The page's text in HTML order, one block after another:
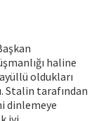
haline
oldukları
Stalin tarafından
dinlemeye